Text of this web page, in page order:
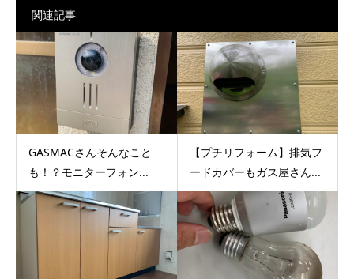
関連記事
GASMACさんそんなこと
も！？モニターフォン...
【プチリフォーム】排気フ
ードカバーもガス屋さん...